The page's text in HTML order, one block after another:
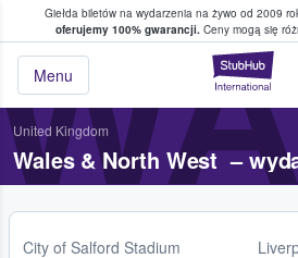
Giełda biletów na wydarzenia na żywo od 2009
oferujemy 100% gwarancji. Ceny mogą się
Menu
w którym fani i
United Kingdom
Wales & North West –
City of Salford Stadium